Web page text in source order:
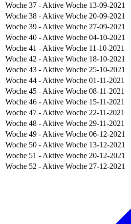
Woche 37 - Aktive Woche 13-09-2021
Woche 38 - Aktive Woche 20-09-2021
Woche 39 - Aktive Woche 27-09-2021
Woche 40 - Aktive Woche 04-10-2021
Woche 41 - Aktive Woche 11-10-2021
Woche 42 - Aktive Woche 18-10-2021
Woche 43 - Aktive Woche 25-10-2021
Woche 44 - Aktive Woche 01-11-2021
Woche 45 - Aktive Woche 08-11-2021
Woche 46 - Aktive Woche 15-11-2021
Woche 47 - Aktive Woche 22-11-2021
Woche 48 - Aktive Woche 29-11-2021
Woche 49 - Aktive Woche 06-12-2021
Woche 50 - Aktive Woche 13-12-2021
Woche 51 - Aktive Woche 20-12-2021
Woche 52 - Aktive Woche 27-12-2021